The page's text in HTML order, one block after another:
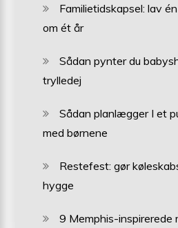
Familietidskapsel: lav
om ét år
Sådan pynter du
trylledej
Sådan planlægger I et
med børnene
Restefest: gør
hygge
9 Memphis-inspirerede